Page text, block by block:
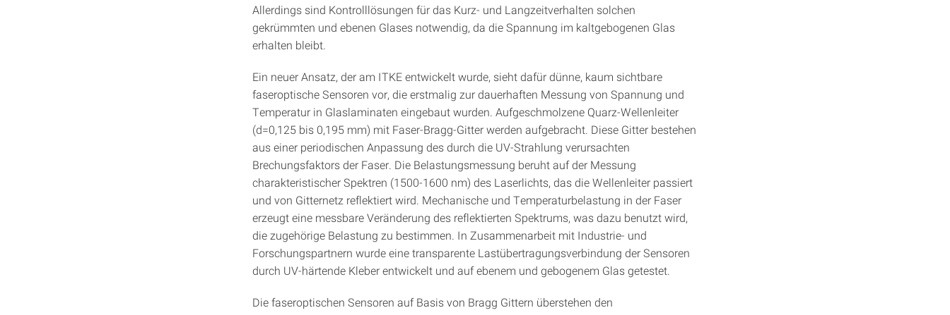
Allerdings sind Kontrolllösungen für das Kurz- und Langzeitverhalten solchen
gekrümmten und ebenen Glases notwendig, da die Spannung im kaltgebogenen Glas
erhalten bleibt.
Ein neuer Ansatz, der am ITKE entwickelt wurde, sieht dafür dünne, kaum sichtbare
faseroptische Sensoren vor, die erstmalig zur dauerhaften Messung von Spannung und
Temperatur in Glaslaminaten eingebaut wurden. Aufgeschmolzene Quarz-Wellenleiter
(d=0,125 bis 0,195 mm) mit Faser-Bragg-Gitter werden aufgebracht. Diese Gitter bestehen
aus einer periodischen Anpassung des durch die UV-Strahlung verursachten
Brechungsfaktors der Faser. Die Belastungsmessung beruht auf der Messung
charakteristischer Spektren (1500-1600 nm) des Laserlichts, das die Wellenleiter passiert
und von Gitternetz reflektiert wird. Mechanische und Temperaturbelastung in der Faser
erzeugt eine messbare Veränderung des reflektierten Spektrums, was dazu benutzt wird,
die zugehörige Belastung zu bestimmen. In Zusammenarbeit mit Industrie- und
Forschungspartnern wurde eine transparente Lastübertragungsverbindung der Sensoren
durch UV-härtende Kleber entwickelt und auf ebenem und gebogenem Glas getestet.
Die faseroptischen Sensoren auf Basis von Bragg Gittern überstehen den